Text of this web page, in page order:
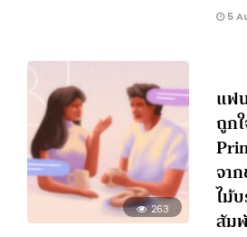
5
263
แฟ
ถูก
จา
ไม้
สัม